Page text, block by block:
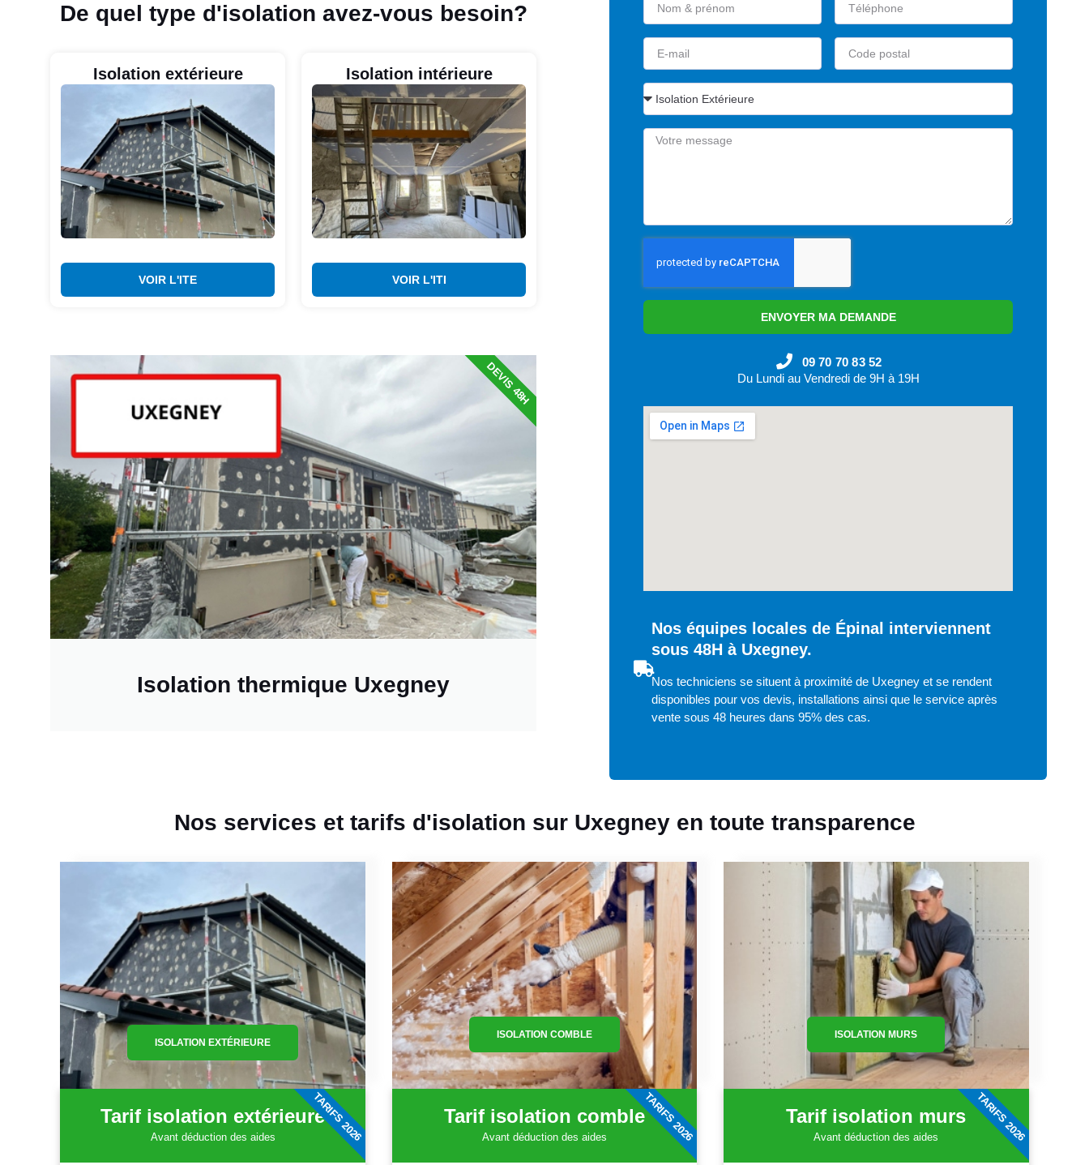
De quel type d'isolation avez-vous besoin?
Isolation extérieure
VOIR L'ITE
Isolation intérieure
VOIR L'ITI
Isolation thermique Uxegney
DEVIS 48H
ENVOYER MA DEMANDE
09 70 70 83 52
Du Lundi au Vendredi de 9H à 19H
Nos équipes locales de Épinal interviennent
sous 48H à Uxegney.
Nos techniciens se situent à proximité de Uxegney et se rendent
disponibles pour vos devis, installations ainsi que le service après
vente sous 48 heures dans 95% des cas.
Nos services et tarifs d'isolation sur Uxegney en toute transparence
ISOLATION EXTÉRIEURE
Tarif isolation extérieure
Avant déduction des aides TARIFS 2026
ISOLATION COMBLE
Tarif isolation comble
Avant déduction des aides TARIFS 2026
ISOLATION MURS
Tarif isolation murs
Avant déduction des aides TARIFS 2026